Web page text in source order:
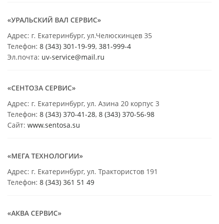
«УРАЛЬСКИЙ ВАЛ СЕРВИС»
Адрес: г. Екатеринбург, ул.Челюскинцев 35
Телефон: 8 (343) 301-19-99, 381-999-4
Эл.почта: uv-service@mail.ru
«СЕНТОЗА СЕРВИС»
Адрес: г. Екатеринбург, ул. Азина 20 корпус 3
Телефон: 8 (343) 370-41-28, 8 (343) 370-56-98
Сайт: www.sentosa.su
«МЕГА ТЕХНОЛОГИИ»
Адрес: г. Екатеринбург, ул. Трактористов 191
Телефон: 8 (343) 361 51 49
«АКВА СЕРВИС»